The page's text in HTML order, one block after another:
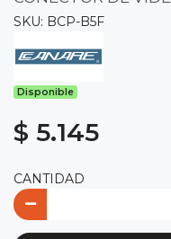
SKU: BCP-B5F
Disponible
$ 5.145
CANTIDAD